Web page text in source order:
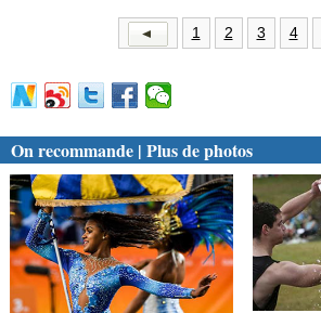
1 2 3 4
On recommande | Plus de photos